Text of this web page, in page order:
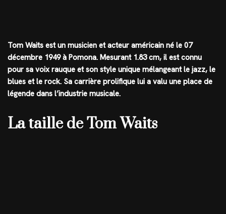
Tom Waits est un musicien et acteur américain né le 07
décembre 1949 à Pomona. Mesurant 1.83 cm, il est connu
pour sa voix rauque et son style unique mélangeant le jazz, le
blues et le rock. Sa carrière prolifique lui a valu une place de
légende dans l’industrie musicale.
La taille de Tom Waits